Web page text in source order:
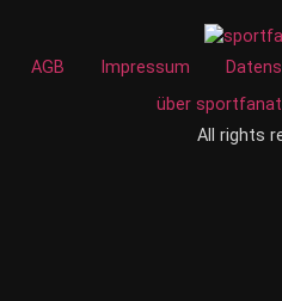
AGB Impressum
über
All rights